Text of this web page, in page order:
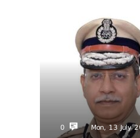
Mon, 13 July
0